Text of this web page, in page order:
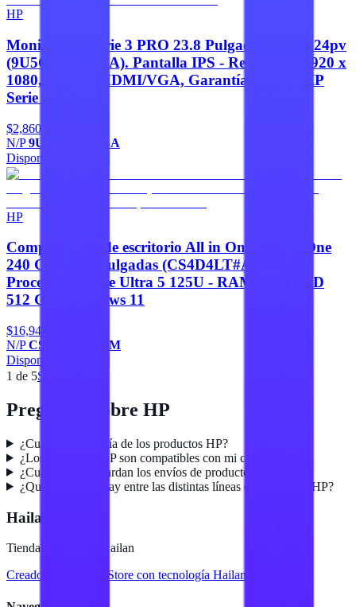
HP
Monitor HP Serie 3 PRO 23.8 Pulgadas FHD 324pv
(9U5C1AA#ABA). Pantalla IPS - Resolución 1920 x
1080, Puertos HDMI/VGA, Garantía: 3 años HP
Serie 3
$2,860
N/P9U5C1AA#ABA
Disponible
HP
Computadora de escritorio All in One HP ProOne
240 G10 23.8 Pulgadas (CS4D4LT#ABM).
Procesador Core Ultra 5 125U - RAM 8GB, SSD
512 GB, Windows 11
$16,940
N/PCS4D4LT#ABM
Disponible
1 de 5Siguiente
Preguntas sobre HP
¿Cuál es la garantía de los productos HP?
¿Los productos HP son compatibles con mi computadora?
¿Cuánto tiempo tardan los envíos de productos HP?
¿Qué diferencia hay entre las distintas líneas de productos HP?
Hailan Store
Tienda en línea de Hailan
Creado para
Hailan Store con tecnología Hailan ERP